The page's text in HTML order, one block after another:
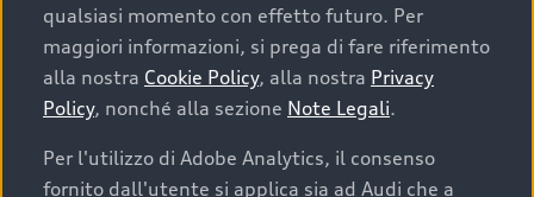
Cosa sapere prima di
acquistare la tua prossima
auto
I requisiti fondamentali da considerare prima di
qualsiasi momento con effetto futuro. Per
maggiori informazioni, si prega di fare riferimento
alla nostra Cookie Policy, alla nostra Privacy
Policy, nonché alla sezione Note Legali.
Per l'utilizzo di Adobe Analytics, il consenso
fornito dall'utente si applica sia ad Audi che a